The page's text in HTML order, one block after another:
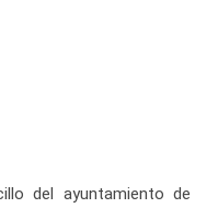
del ayuntamiento de